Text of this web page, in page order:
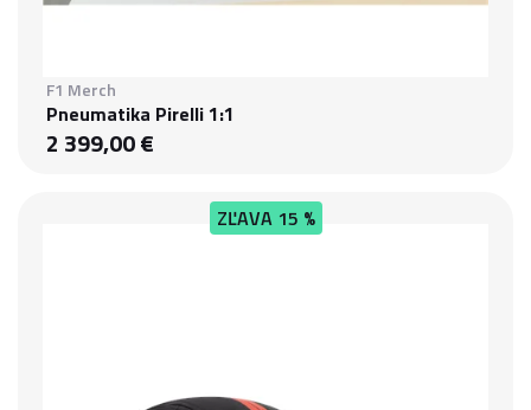
F1 Merch
Pneumatika Pirelli 1:1
2 399,00 €
ZĽAVA15 %